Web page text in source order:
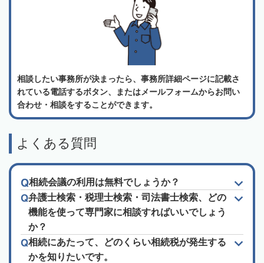
相談したい事務所が決まったら、事務所詳細ページに記載さ
れている電話するボタン、またはメールフォームからお問い
合わせ・相談をすることができます。
よくある質問
相続会議の利用は無料でしょうか？
弁護士検索・税理士検索・司法書士検索、どの
機能を使って専門家に相談すればいいでしょう
か？
相続にあたって、どのくらい相続税が発生する
かを知りたいです。